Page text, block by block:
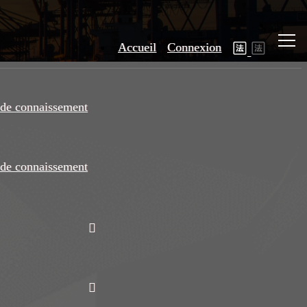
Accueil Connexion
connaissement
connaissement